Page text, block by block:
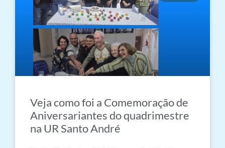
Veja como foi a Comemoração de
Aniversariantes do quadrimestre
na UR Santo André